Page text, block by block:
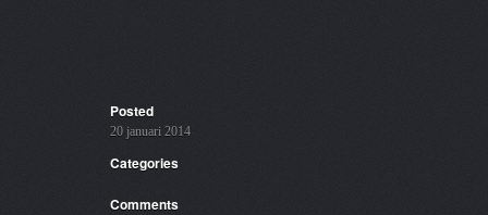
Posted
20 januari 2014
Categories
Comments